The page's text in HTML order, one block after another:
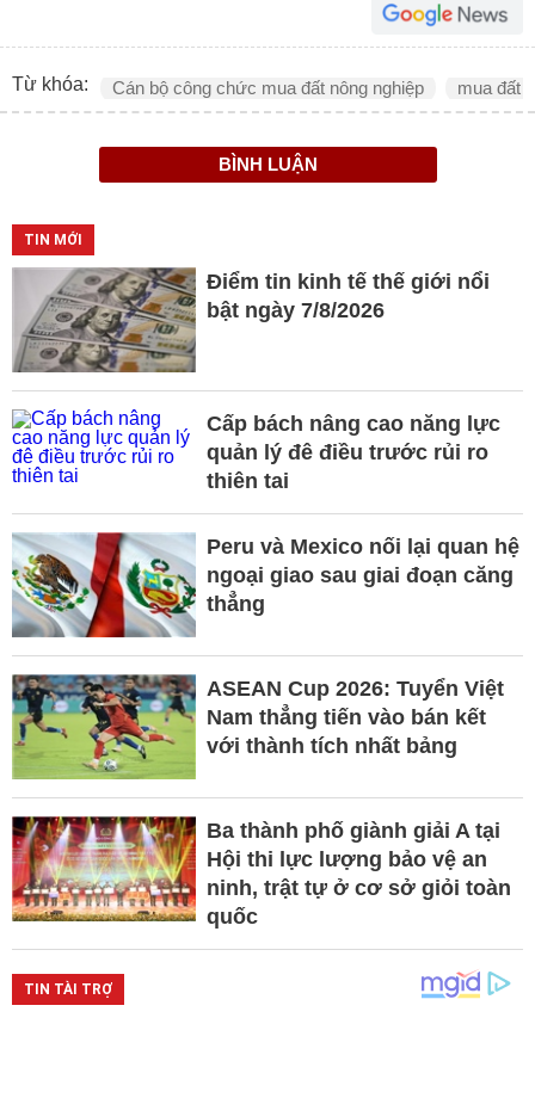
Từ khóa: Cán bộ công chức mua đất nông nghiệp mua đất
BÌNH LUẬN
TIN MỚI
Điểm tin kinh tế thế giới nổi
bật ngày 7/8/2026
Cấp bách nâng cao năng lực
quản lý đê điều trước rủi ro
thiên tai
Peru và Mexico nối lại quan hệ
ngoại giao sau giai đoạn căng
thẳng
ASEAN Cup 2026: Tuyển Việt
Nam thẳng tiến vào bán kết
với thành tích nhất bảng
Ba thành phố giành giải A tại
Hội thi lực lượng bảo vệ an
ninh, trật tự ở cơ sở giỏi toàn
quốc